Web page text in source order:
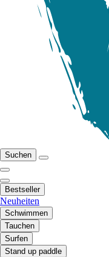
Suchen
Bestseller
Neuheiten
Schwimmen
Tauchen
Surfen
Stand up paddle